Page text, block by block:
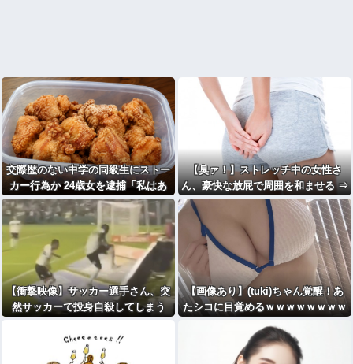
交際歴のない中学の同級生にストー
カー行為か 24歳女を逮捕「私はあ
なたの味方」
【臭ァ！】ストレッチ中の女性さ
ん、豪快な放屁で周囲を和ませる ⇒
【衝撃映像】サッカー選手さん、突
然サッカーで投身自殺してしまう
【画像あり】(tuki)ちゃん覚醒！あ
たシコに目覚めるｗｗｗｗｗｗｗｗ